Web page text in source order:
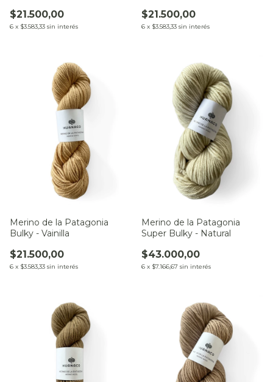
$21.500,00
6 x $3.583,33 sin interés
$21.500,00
6 x $3.583,33 sin interés
Merino de la Patagonia
Bulky - Vainilla
$21.500,00
6 x $3.583,33 sin interés
Merino de la Patagonia
Super Bulky - Natural
$43.000,00
6 x $7.166,67 sin interés